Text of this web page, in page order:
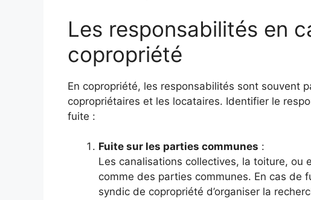
Les responsabilités en
copropriété
En copropriété, les responsabilités sont souvent
copropriétaires et les locataires. Identifier le
fuite :
Fuite sur les parties communes :
Les canalisations collectives, la toiture, ou
comme des parties communes. En cas de
syndic de copropriété d’organiser la